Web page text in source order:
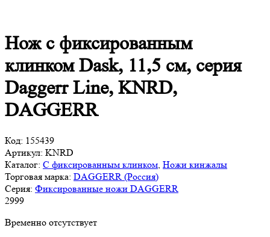
Нож с фиксированным
клинком Dask, 11,5 см, серия
Daggerr Line, KNRD,
DAGGERR
Код: 155439
Артикул: KNRD
Каталог: С фиксированным клинком Ножи кинжалы
Торговая марка: DAGGERR (Россия)
Серия: Фиксированные ножи DAGGERR
2999
Временно отсутствует